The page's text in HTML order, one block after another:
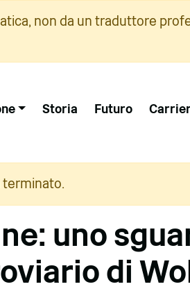
non da un traduttore
Storia Futuro
terminato.
uno
di